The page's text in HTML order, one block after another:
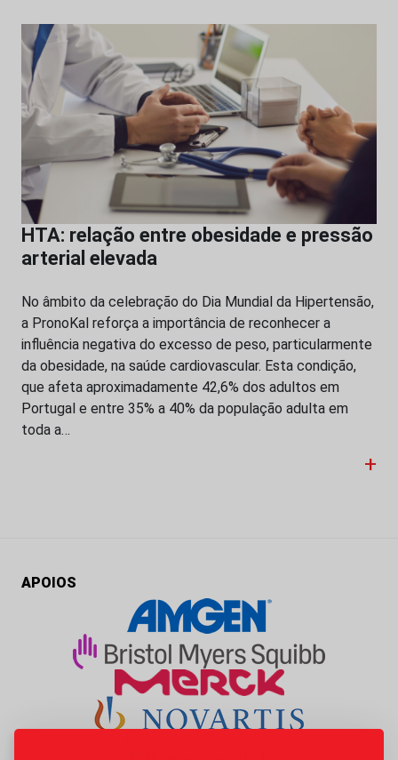
HTA: relação entre obesidade e pressão
arterial elevada
No âmbito da celebração do Dia Mundial da Hipertensão,
a PronoKal reforça a importância de reconhecer a
influência negativa do excesso de peso, particularmente
da obesidade, na saúde cardiovascular. Esta condição,
que afeta aproximadamente 42,6% dos adultos em
Portugal e entre 35% a 40% da população adulta em
toda a…
+
APOIOS